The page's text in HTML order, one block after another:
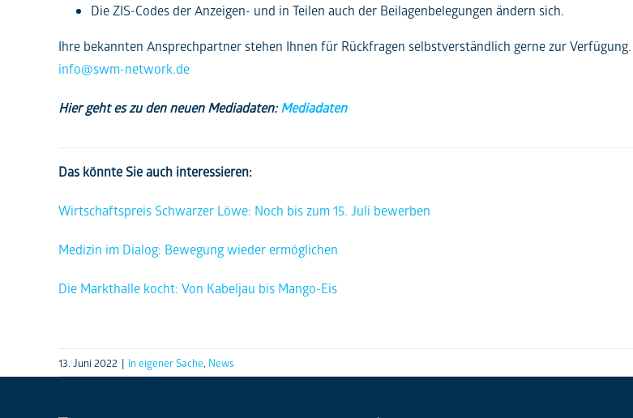
Die ZIS-Codes der Anzeigen- und in Teilen auch der Beilagenbelegungen ändern sich.
Ihre bekannten Ansprechpartner stehen Ihnen für Rückfragen selbstverständlich gerne zur
info@swm-network.de
Hier geht es zu den neuen Mediadaten:Mediadaten
Das könnte Sie auch interessieren:
Wirtschaftspreis Schwarzer Löwe: Noch bis zum 15. Juli bewerben
Medizin im Dialog: Bewegung wieder ermöglichen
Die Markthalle kocht: Von Kabeljau bis Mango-Eis
13. Juni 2022 | In eigener Sache News